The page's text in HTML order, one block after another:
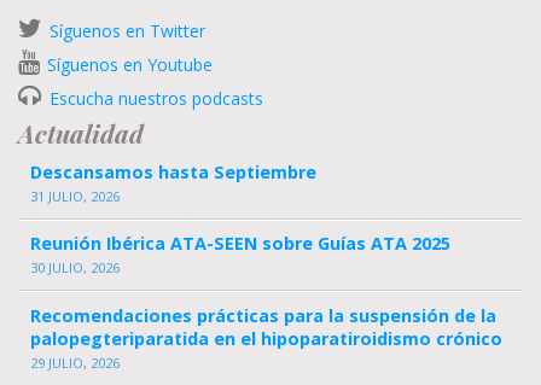
Síguenos en Twitter
Síguenos en Youtube
Escucha nuestros podcasts
Actualidad
Descansamos hasta Septiembre
31 JULIO, 2026
Reunión Ibérica ATA-SEEN sobre Guías ATA 2025
30 JULIO, 2026
Recomendaciones prácticas para la suspensión de la
palopegteriparatida en el hipoparatiroidismo crónico
29 JULIO, 2026